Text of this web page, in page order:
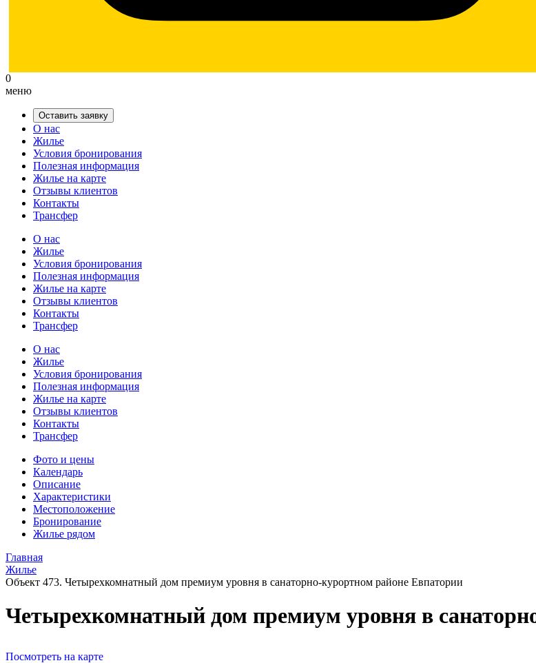
0
меню
Оставить заявку
О нас
Жилье
Условия бронирования
Полезная информация
Жилье на карте
Отзывы клиентов
Контакты
Трансфер
О нас
Жилье
Условия бронирования
Полезная информация
Жилье на карте
Отзывы клиентов
Контакты
Трансфер
О нас
Жилье
Условия бронирования
Полезная информация
Жилье на карте
Отзывы клиентов
Контакты
Трансфер
Фото и цены
Календарь
Описание
Характеристики
Местоположение
Бронирование
Жилье рядом
Главная
Жилье
Объект 473. Четырехкомнатный дом премиум уровня в санаторно-курортном районе Евпатории
Четырехкомнатный дом премиум уровня в
Посмотреть на карте